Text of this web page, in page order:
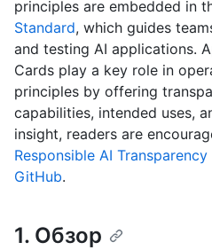
principles are embedded in
Standard, which guides
and testing AI applications.
Cards play a key role in
principles by offering
capabilities, intended uses,
insight, readers are
Responsible AI
GitHub.
1. Обзор